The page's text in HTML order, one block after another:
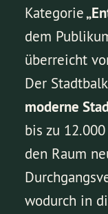
Kategorie
dem
überreicht
Der
moderne
bis zu
den Raum
wodurch in